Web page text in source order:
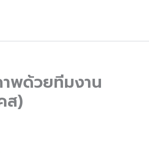
พด้วยทีมงาน
ส)